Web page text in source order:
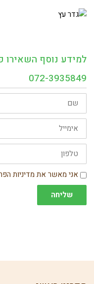
למידע נוסף השאירו
072-3935849
שם
אימייל
טלפון
הסכמה
אני מאשר את מדיניות
שליחה